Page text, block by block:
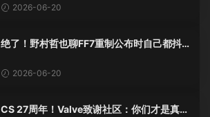
2026-06-20
绝了！野村哲也聊FF7重制公布时自己都抖
2026-06-20
CS 27周年！Valve致谢社区：你们才是真传